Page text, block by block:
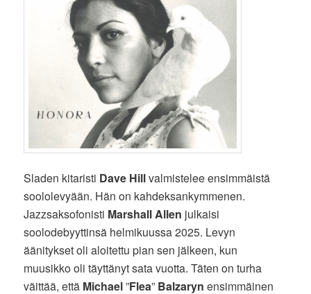
Sladen kitaristi Dave Hillvalmistelee ensimmäistä
soololevyään. Hän on kahdeksankymmenen.
Jazzsaksofonisti Marshall Allen julkaisi
soolodebyyttinsä helmikuussa 2025. Levyn
äänitykset oli aloitettu pian sen jälkeen, kun
muusikko oli täyttänyt sata vuotta. Täten on turha
väittää, että Michael”Flea” Balzaryn ensimmäinen